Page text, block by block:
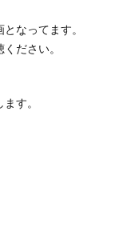
なってます。
ださい。
す。